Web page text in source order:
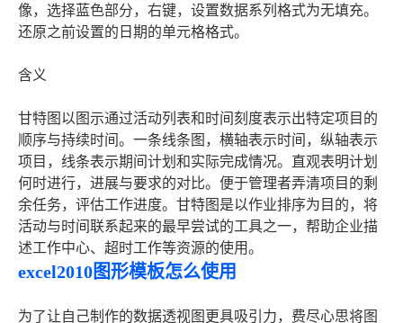
像，选择蓝色部分，右键，设置数据系列格式为无填充。
还原之前设置的日期的单元格格式。
含义
甘特图以图示通过活动列表和时间刻度表示出特定项目的
顺序与持续时间。一条线条图，横轴表示时间，纵轴表示
项目，线条表示期间计划和实际完成情况。直观表明计划
何时进行，进展与要求的对比。便于管理者弄清项目的剩
余任务，评估工作进度。甘特图是以作业排序为目的，将
活动与时间联系起来的最早尝试的工具之一，帮助企业描
述工作中心、超时工作等资源的使用。
excel2010图形模板怎么使用
为了让自己制作的数据透视图更具吸引力，费尽心思将图